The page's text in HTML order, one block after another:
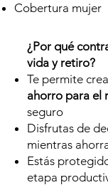
Cobertura mujer
¿Por qué
vida y retiro?
Te permite
ahorro para el
seguro
Disfrutas de
mientras
Estás
etapa